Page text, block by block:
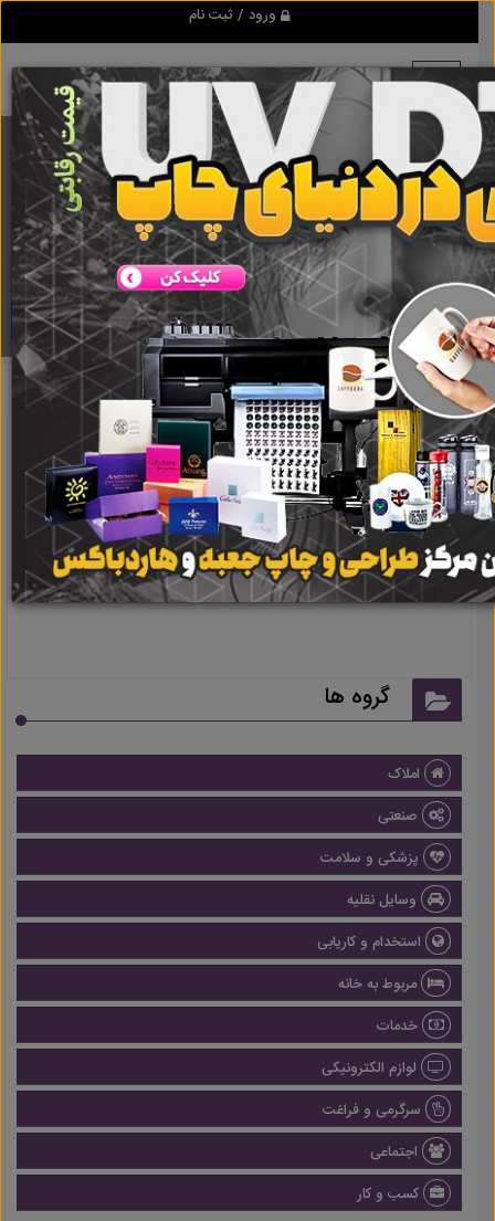
ورود / ثبت نام
برنامه اندروید ابزاریراق
مرجع نیازمندیهای ابزار و یراق آلات عمومی و صنعتی
دانلود
نتیجه ای یافت نشد
گروه ها
املاک
صنعتی
پزشکی و سلامت
وسایل نقلیه
استخدام و کاریابی
مربوط به خانه
خدمات
لوازم الکترونیکی
سرگرمی و فراغت
اجتماعی
کسب و کار